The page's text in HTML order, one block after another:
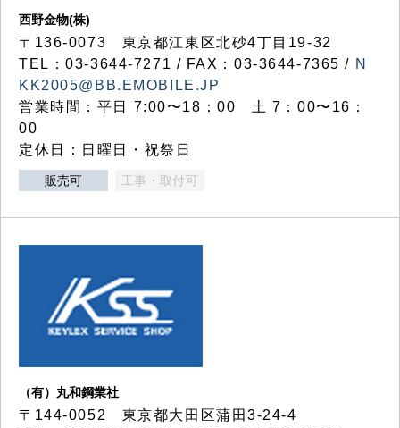
西野金物(株)
〒136-0073 東京都江東区北砂4丁目19-32
TEL：03‐3644‐7271 / FAX：03-3644-7365 / N
KK2005@BB.EMOBILE.JP
営業時間：平日 7:00〜18：00 土 7：00〜16：
00
定休日：日曜日・祝祭日
販売可 工事・取付可
（有）丸和鋼業社
〒144-0052 東京都大田区蒲田3-24-4